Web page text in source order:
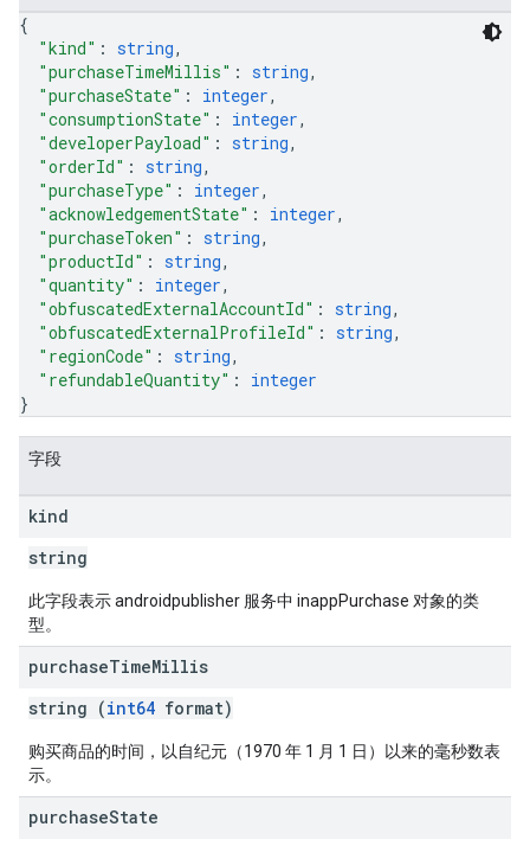
{
"kind" : string,
"purchaseTimeMillis" : string,
"purchaseState" : integer,
"consumptionState" : integer,
"developerPayload" : string,
"orderId" : string,
"purchaseType" : integer,
"acknowledgementState" : integer,
"purchaseToken" : string,
"productId" : string,
"quantity" : integer,
"obfuscatedExternalAccountId" : string,
"obfuscatedExternalProfileId" : string,
"regionCode" : string,
"refundableQuantity" : integer
}
字段
kind
string
此字段表示 androidpublisher 服务中 inappPurchase 对象的类
型。
purchaseTimeMillis
string (int64 format)
购买商品的时间，以自纪元（1970 年 1 月 1 日）以来的毫秒数表
示。
purchaseState